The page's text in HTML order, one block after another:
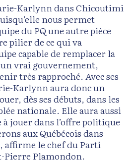
Karlynn dans Chicoutimi
nous permet
du PQ une autre pièce
pilier de ce qui va
capable de remplacer la
vrai gouvernement,
très rapproché. Avec ses
Karlynn aura donc un
dès ses débuts, dans les
nationale. Elle aura aussi
jouer dans l’offre politique
aux Québécois dans
affirme le chef du Parti
Pierre Plamondon.